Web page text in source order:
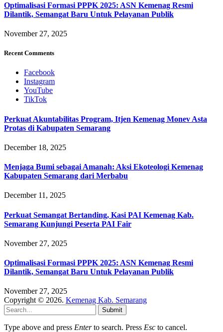
Optimalisasi Formasi PPPK 2025: ASN Kemenag Resmi
Dilantik, Semangat Baru Untuk Pelayanan Publik
November 27, 2025
Recent Comments
Facebook
Instagram
YouTube
TikTok
Perkuat Akuntabilitas Program, Itjen Kemenag Monev Asta
Protas di Kabupaten Semarang
December 18, 2025
Menjaga Bumi sebagai Amanah: Aksi Ekoteologi Kemenag
Kabupaten Semarang dari Merbabu
December 11, 2025
Perkuat Semangat Bertanding, Kasi PAI Kemenag Kab.
Semarang Kunjungi Peserta PAI Fair
November 27, 2025
Optimalisasi Formasi PPPK 2025: ASN Kemenag Resmi
Dilantik, Semangat Baru Untuk Pelayanan Publik
November 27, 2025
Copyright © 2026. Kemenag Kab. Semarang
Submit
Type above and press Enterto search. Press Esc to cancel.